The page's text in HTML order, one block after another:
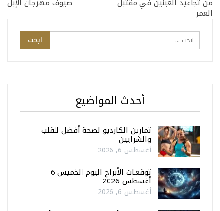
من تجاعيد العينين في مقتبل
العمر
ضيوف مهرجان الإبل
أحدث المواضيع
تمارين الكارديو لصحة أفضل للقلب
والشرايين
أغسطس 6, 2026
توقعـات الأبراج اليوم الخميس 6
أغسطس 2026
أغسطس 6, 2026